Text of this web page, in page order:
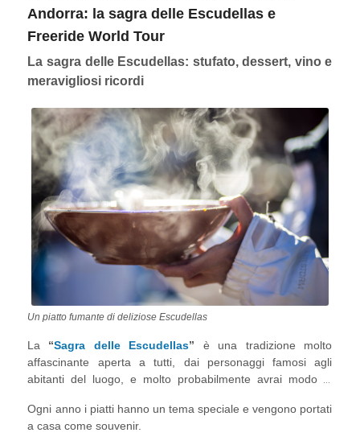
Andorra: la sagra delle Escudellas e
Freeride World Tour
La sagra delle Escudellas: stufato, dessert, vino e
meravigliosi ricordi
Un piatto fumante di deliziose Escudellas
La “Sagra delle Escudellas” è una tradizione molto
affascinante aperta a tutti, dai personaggi famosi agli
abitanti del luogo, e molto probabilmente avrai modo di
nel giorno di Sant Joan nella parrocchia di Sant Julia (e nel
giorno di Sant Anthony nel resto del paese). La gente fa la
Ogni anno i piatti hanno un tema speciale e vengono portati
a casa come souvenir.